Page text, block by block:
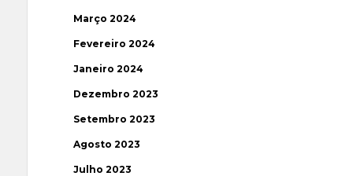
Março 2024
Fevereiro 2024
Janeiro 2024
Dezembro 2023
Setembro 2023
Agosto 2023
Julho 2023